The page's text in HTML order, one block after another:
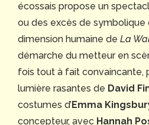
écossais propose un
ou des excès de symbolique
dimension humaine de La
démarche du metteur en
fois tout à fait convaincante,
lumière rasantes de David
costumes d’Emma
concepteur, avec Hannah